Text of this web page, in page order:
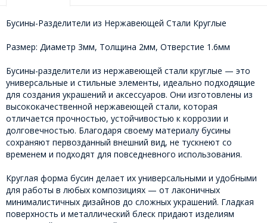
Бусины-Разделители из Нержавеющей Стали Круглые
Размер: Диаметр 3мм, Толщина 2мм, Отверстие 1.6мм
Бусины-разделители из нержавеющей стали круглые — это
универсальные и стильные элементы, идеально подходящие
для создания украшений и аксессуаров. Они изготовлены из
высококачественной нержавеющей стали, которая
отличается прочностью, устойчивостью к коррозии и
долговечностью. Благодаря своему материалу бусины
сохраняют первозданный внешний вид, не тускнеют со
временем и подходят для повседневного использования.
Круглая форма бусин делает их универсальными и удобными
для работы в любых композициях — от лаконичных
минималистичных дизайнов до сложных украшений. Гладкая
поверхность и металлический блеск придают изделиям